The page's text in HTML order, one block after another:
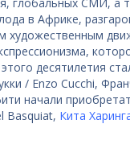
в Африке,
десятилетия
/ Enzo Cucchi,
начали
Basquiat, Кита